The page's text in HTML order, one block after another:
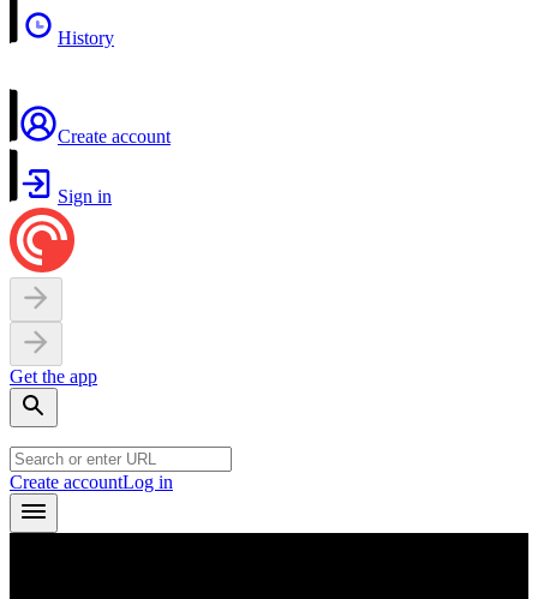
History
Create account
Sign in
Get the app
Create accountLog in